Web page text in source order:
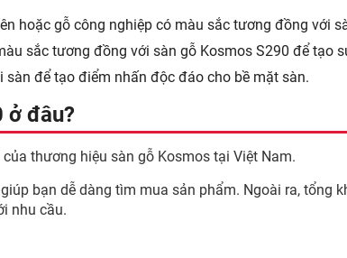
hoặc gỗ công nghiệp có màu sắc tương đồng với
sắc tương đồng với sàn gỗ Kosmos S290 để tạo
sàn để tạo điểm nhấn độc đáo cho bề mặt sàn.
ở đâu?
thương hiệu sàn gỗ Kosmos tại Việt Nam.
bạn dễ dàng tìm mua sản phẩm. Ngoài ra, tổng
nhu cầu.